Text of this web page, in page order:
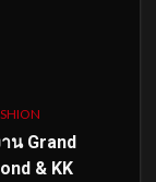
น Grand
& KK